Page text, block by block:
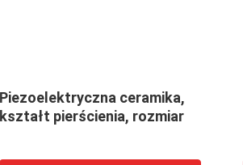
Piezoelektryczna ceramika,
kształt pierścienia, rozmiar